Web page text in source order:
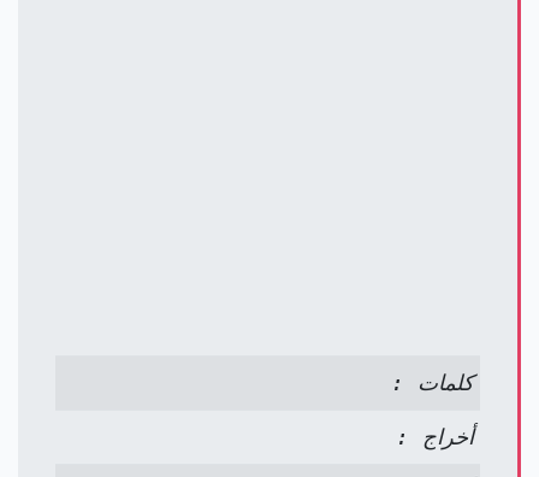
كلمات :
أخراج :